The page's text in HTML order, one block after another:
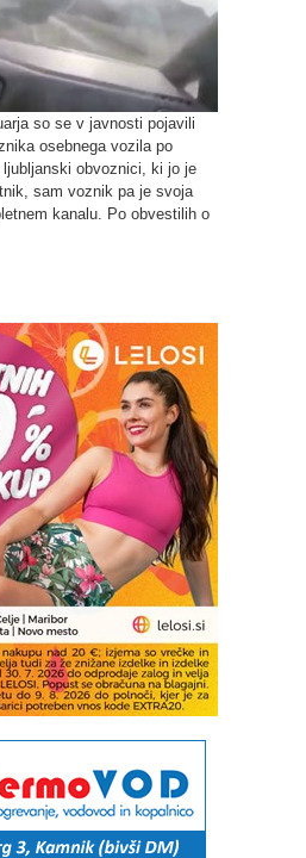
so se v javnosti pojavili
osebnega vozila po
ljubljanski obvoznici, ki jo je
sam voznik pa je svoja
kanalu. Po obvestilih o